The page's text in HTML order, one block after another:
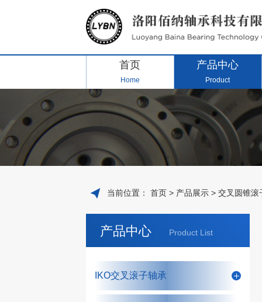
首页
Home
产品中心
Product
当前位置： 首页> 产品展示> 交叉圆锥滚
产品中心 Product List
IKO交叉滚子轴承